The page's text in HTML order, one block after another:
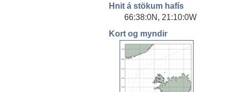
Hnit á stökum hafís
66:38:0N, 21:10:0W
Kort og myndir